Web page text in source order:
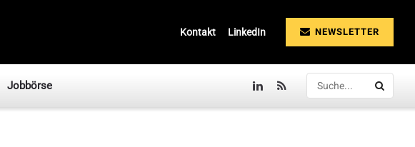
Kontakt LinkedIn NEWSLETTER
Jobbörse